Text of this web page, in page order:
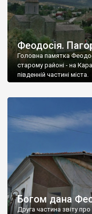
Феодосія.
Головна памятка
старому районі - на
південній частині міста.
Богом дана
Друга частина звіту